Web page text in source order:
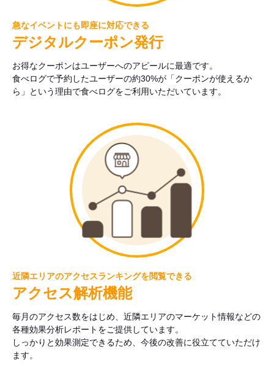
急なイベントにも即座に対応できる
デジタルクーポン発行
お得なクーポンはユーザーへのアピールに最適です。
食べログで予約したユーザーの約30%が「クーポンが使えるか
ら」という理由で食べログをご利用いただいています。
近隣エリアのアクセスランキングを閲覧できる
アクセス解析機能
毎月のアクセス数をはじめ、近隣エリアのマーケット情報などの
各種効果分析レポートをご提供しています。
しっかりと効果測定できるため、今後の改善に役立てていただけ
ます。